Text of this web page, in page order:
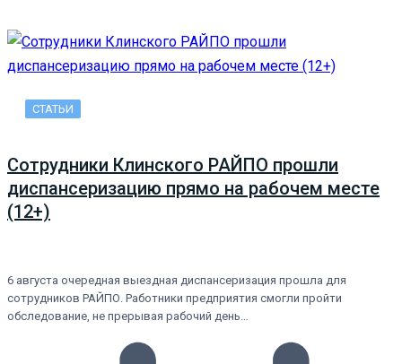
СТАТЬИ
Сотрудники Клинского РАЙПО прошли
диспансеризацию прямо на рабочем месте
(12+)
6 августа очередная выездная диспансеризация прошла для
сотрудников РАЙПО. Работники предприятия смогли пройти
обследование, не прерывая рабочий день…